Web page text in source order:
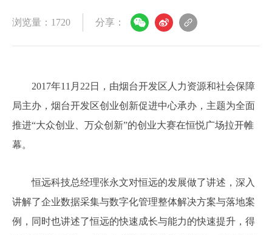
浏览量：1720 分享：
2017年11月22日，由烟台开发区人力资源和社会保障
局主办，烟台开发区创业创新促进中心承办，主题为全面
推进“大众创业、万众创新”的创业大赛在恒悦广场拉开帷
幕。
恒远科技总经理张永文对恒远的发展做了讲述，深入
讲解了企业数据采集与数字化管理整体解决方案与落地案
例，同时也讲述了恒远的快速成长与能力的快速提升，得